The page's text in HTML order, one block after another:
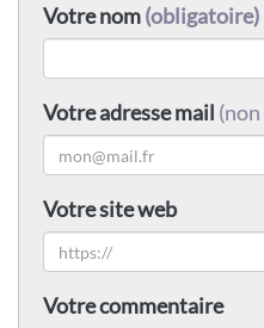
Votre nom(obligatoire)
Votre adresse mail
Votre site web
Votre commentaire